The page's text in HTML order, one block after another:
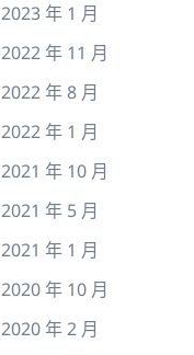
2023 年 1 月
2022 年 11 月
2022 年 8 月
2022 年 1 月
2021 年 10 月
2021 年 5 月
2021 年 1 月
2020 年 10 月
2020 年 2 月